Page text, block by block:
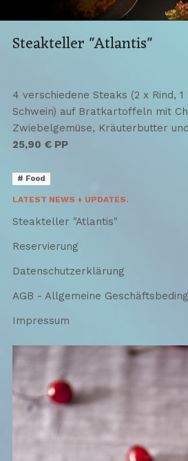
Steakteller "Atlantis"
4 verschiedene Steaks (2 x Rind,
Schwein) auf Bratkartoffeln mit
Zwiebelgemüse, Kräuterbutter
25,90 € PP
Food
LATEST NEWS + UPDATES.
Steakteller "Atlantis"
Reservierung
Datenschutzerklärung
AGB - Allgemeine
Impressum